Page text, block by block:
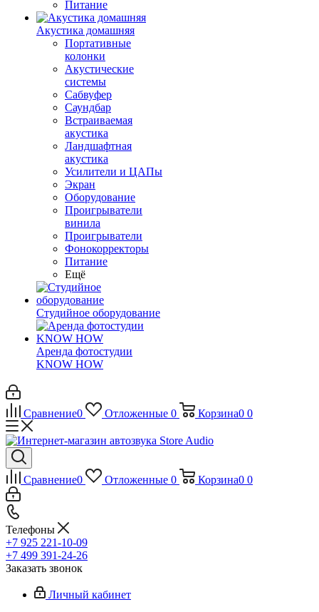
Питание
Акустика домашняя
Портативные
колонки
Акустические
системы
Сабвуфер
Саундбар
Встраиваемая
акустика
Ландшафтная
акустика
Усилители и ЦАПы
Экран
Оборудование
Проигрыватели
винила
Проигрыватели
Фонокорректоры
Питание
Ещё
Студийное оборудование
Аренда фотостудии
KNOW HOW
Сравнение0 Отложенные 0 Корзина0 0
Сравнение0 Отложенные 0 Корзина0 0
Телефоны
+7 925 221-10-09
+7 499 391-24-26
Заказать звонок
Личный кабинет